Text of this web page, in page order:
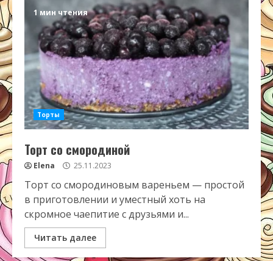
1 мин чтения
Торты
Торт со смородиной
Elena 25.11.2023
Торт со смородиновым вареньем — простой
в приготовлении и уместный хоть на
скромное чаепитие с друзьями и...
Читать далее